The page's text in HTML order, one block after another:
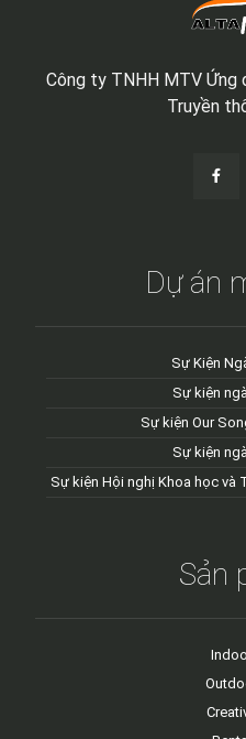
Công ty TNHH MTV Ứng
Truyền
Dự án
Sự Kiện
Sự kiện
Sự kiện Our
Sự kiện
Sự kiện Hội nghị Khoa học và
Sản